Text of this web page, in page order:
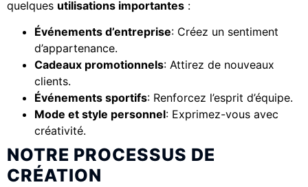
quelques utilisations importantes :
Événements d’entreprise: Créez un sentiment
d’appartenance.
Cadeaux promotionnels: Attirez de nouveaux
clients.
Événements sportifs: Renforcez l’esprit d’équipe.
Mode et style personnel: Exprimez-vous avec
créativité.
NOTRE PROCESSUS DE
CRÉATION